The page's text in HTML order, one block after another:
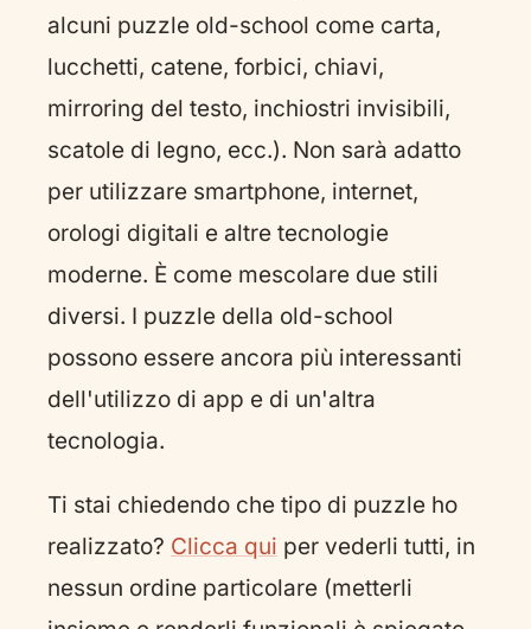
alcuni puzzle old-school come carta,
lucchetti, catene, forbici, chiavi,
mirroring del testo, inchiostri invisibili,
scatole di legno, ecc.). Non sarà adatto
per utilizzare smartphone, internet,
orologi digitali e altre tecnologie
moderne. È come mescolare due stili
diversi. I puzzle della old-school
possono essere ancora più interessanti
dell'utilizzo di app e di un'altra
tecnologia.
Ti stai chiedendo che tipo di puzzle ho
realizzato? Clicca qui per vederli tutti, in
nessun ordine particolare (metterli